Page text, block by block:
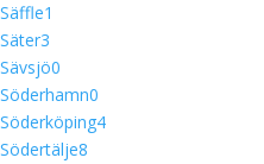
Säffle1
Säter3
Sävsjö0
Söderhamn0
Söderköping4
Södertälje8